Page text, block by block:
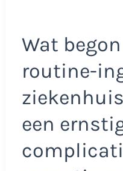
Wat
routine-
een